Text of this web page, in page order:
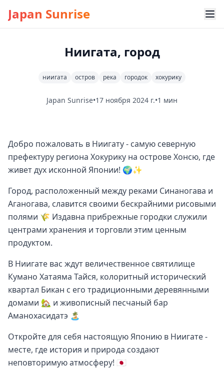
Japan Sunrise
Ниигата, город
ниигата остров река городок хокурику
Japan Sunrise•17 ноября 2024 г.•1 мин
Добро пожаловать в Ниигату - самую северную
префектуру региона Хокурику на острове Хонсю, где
живет дух исконной Японии! 🌍✨
Город, расположенный между реками Синаногава и
Аганогава, славится своими бескрайними рисовыми
полями 🌾 Издавна прибрежные городки служили
центрами хранения и торговли этим ценным
продуктом.
В Ниигате вас ждут величественное святилище
Кумано Хатаяма Тайся, колоритный исторический
квартал Бикан с его традиционными деревянными
домами 🏡 и живописный песчаный бар
Аманохасидатэ 🏝️
Откройте для себя настоящую Японию в Ниигате -
месте, где история и природа создают
неповторимую атмосферу! 🇯🇵